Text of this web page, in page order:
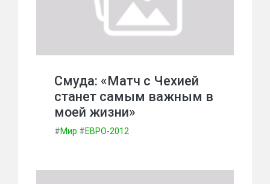
Смуда: «Матч с Чехией
станет самым важным в
моей жизни»
#Мир #ЕВРО-2012